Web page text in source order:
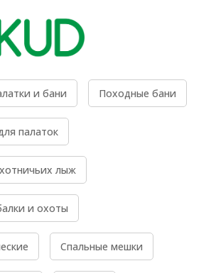
и бани Походные бани
палаток
лыж
и охоты
Спальные мешки